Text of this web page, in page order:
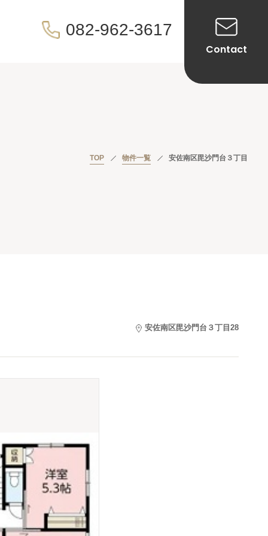
082-962-3617
Contact
TOP 物件一覧 安佐南区毘沙門台３丁目
安佐南区毘沙門台３丁目28